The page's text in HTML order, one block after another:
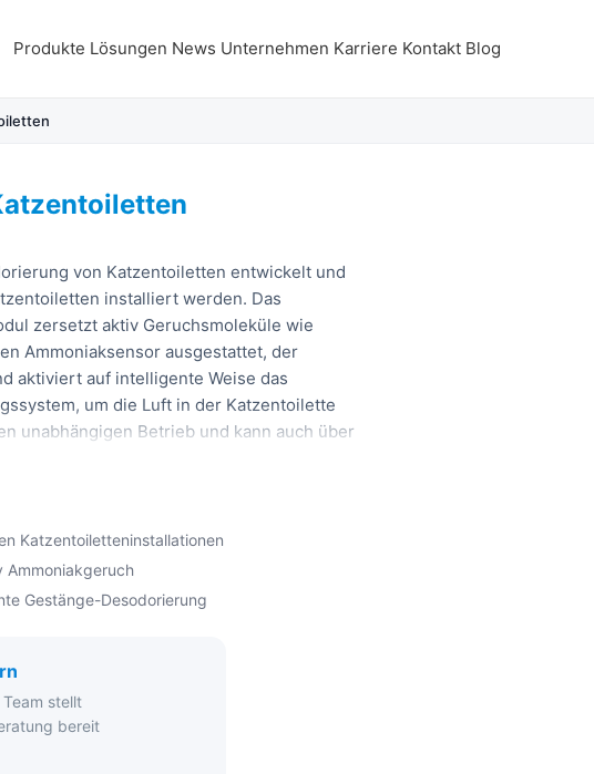
Produkte Lösungen News Unternehmen Karriere Kontakt Blog
von Katzentoiletten entwickelt und
installiert werden. Das
zersetzt aktiv Geruchsmoleküle wie
Ammoniaksensor ausgestattet, der
aktiviert auf intelligente Weise das
um die Luft in der Katzentoilette
unabhängigen Betrieb und kann auch über
Katzentoiletteninstallationen
Ammoniakgeruch
Gestänge-Desodorierung
stellt
bereit